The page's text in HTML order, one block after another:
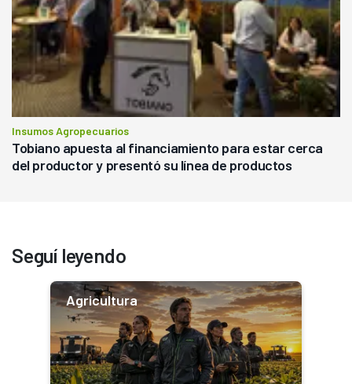
Insumos Agropecuarios
Tobiano apuesta al financiamiento para estar cerca
del productor y presentó su línea de productos
Seguí leyendo
Agricultura